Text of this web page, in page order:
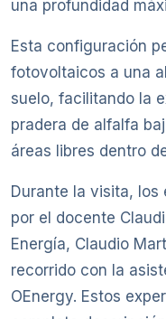
una profundidad
Esta configuración
fotovoltaicos a una
suelo, facilitando la
pradera de alfalfa
áreas libres dentro
Durante la visita, los
por el docente
Energía, Claudio
recorrido con la
OEnergy. Estos